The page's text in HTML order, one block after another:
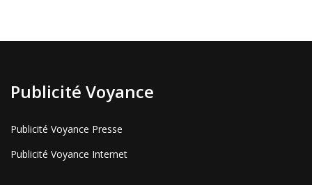
Publicité Voyance
Publicité Voyance Presse
Publicité Voyance Internet